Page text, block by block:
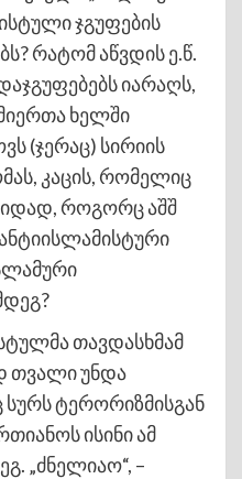
ჯგუფების
რატომ აწვდის ე.წ.
იარაღს,
ხელში
(ჯერაც) სირიის
კაცის, რომელიც
როგორც აშშ
თავდასხმამ
თვალი უნდა
სურს ტერორიზმისგან
ისინი ამ
„ძნელიაო“, –